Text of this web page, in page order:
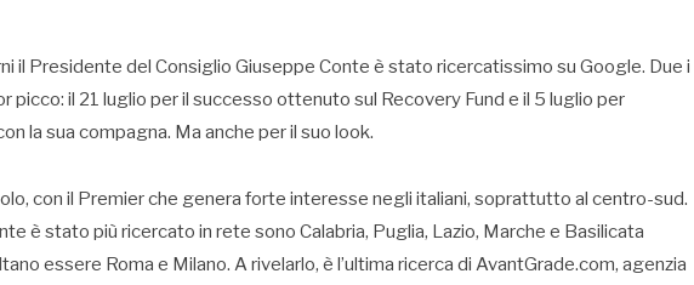
il Presidente del Consiglio Giuseppe Conte è stato ricercatissimo su Google. Due i
picco: il 21 luglio per il successo ottenuto sul Recovery Fund e il 5 luglio per
la sua compagna. Ma anche per il suo look.
con il Premier che genera forte interesse negli italiani, soprattutto al centro-sud.
è stato più ricercato in rete sono Calabria, Puglia, Lazio, Marche e Basilicata
essere Roma e Milano. A rivelarlo, è l’ultima ricerca di AvantGrade.com, agenzia